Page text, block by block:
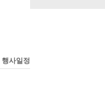
행사일정